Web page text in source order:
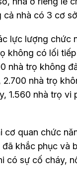
cả nhà có 3 cơ
lực lượng chức
không có lối
nhà trọ không
nhà trọ
1.560 nhà trọ vi
cơ quan chức
khắc phục và
có sự cố cháy,